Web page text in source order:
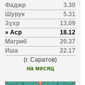
Фаджр
3.30
Шурук
5.31
Зухр
13.09
» Аср
18.12
Магриб
20.37
Иша
22.17
(г. Саратов)
на месяц